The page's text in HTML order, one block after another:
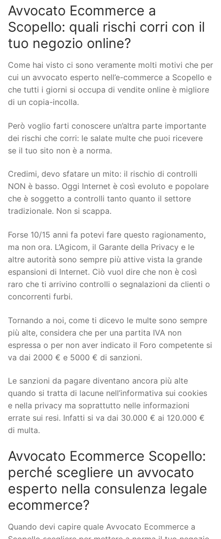
Avvocato Ecommerce a
Scopello: quali rischi corri con il
tuo negozio online?
Come hai visto ci sono veramente molti motivi che per
cui un avvocato esperto nell’e-commerce a Scopello e
che tutti i giorni si occupa di vendite online è migliore
di un copia-incolla.
Però voglio farti conoscere un’altra parte importante
dei rischi che corri: le salate multe che puoi ricevere
se il tuo sito non è a norma.
Credimi, devo sfatare un mito: il rischio di controlli
NON è basso. Oggi Internet è così evoluto e popolare
che è soggetto a controlli tanto quanto il settore
tradizionale. Non si scappa.
Forse 10/15 anni fa potevi fare questo ragionamento,
ma non ora. L’Agicom, il Garante della Privacy e le
altre autorità sono sempre più attive vista la grande
espansioni di Internet. Ciò vuol dire che non è così
raro che ti arrivino controlli o segnalazioni da clienti o
concorrenti furbi.
Tornando a noi, come ti dicevo le multe sono sempre
più alte, considera che per una partita IVA non
espressa o per non aver indicato il Foro competente si
va dai 2000 € e 5000 € di sanzioni.
Le sanzioni da pagare diventano ancora più alte
quando si tratta di lacune nell’informativa sui cookies
e nella privacy ma soprattutto nelle informazioni
errate sui resi. Infatti si va dai 30.000 € ai 120.000 €
di multa.
Avvocato Ecommerce Scopello:
perché scegliere un avvocato
esperto nella consulenza legale
ecommerce?
Quando devi capire quale Avvocato Ecommerce a